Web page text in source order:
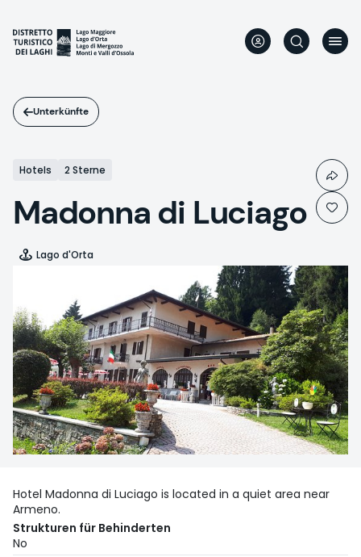
Inhalt
Unterkünfte
Hotels 2 Sterne
Madonna di Luciago
Lago d'Orta
Hotel Madonna di Luciago is located in a quiet area near
Armeno.
Strukturen für Behinderten
No